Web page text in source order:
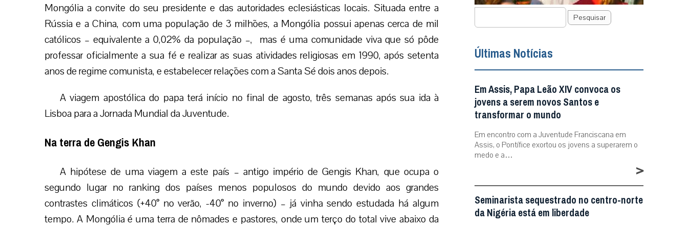
Mongólia a convite do seu presidente e das autoridades eclesiásticas locais. Situada entre a
Rússia e a China, com uma população de 3 milhões, a Mongólia possui apenas cerca de mil
católicos – equivalente a 0,02% da população ­–, mas é uma comunidade viva que só pôde
professar oficialmente a sua fé e realizar as suas atividades religiosas em 1990, após setenta
anos de regime comunista, e estabelecer relações com a Santa Sé dois anos depois.
A viagem apostólica do papa terá início no final de agosto, três semanas após sua ida à
Lisboa para a Jornada Mundial da Juventude.
Na terra de Gengis Khan
A hipótese de uma viagem a este país – antigo império de Gengis Khan, que ocupa o
segundo lugar no ranking dos países menos populosos do mundo devido aos grandes
contrastes climáticos (+40° no verão, -40° no inverno) – já vinha sendo estudada há algum
tempo. A Mongólia é uma terra de nômades e pastores, onde um terço do total vive abaixo da
Pesquisar
Últimas Notícias
Em Assis, Papa Leão XIV convoca os
jovens a serem novos Santos e
transformar o mundo
Em encontro com a Juventude Franciscana em
Assis, o Pontífice exortou os jovens a superarem o
medo e a…
>
Seminarista sequestrado no centro-norte
da Nigéria está em liberdade